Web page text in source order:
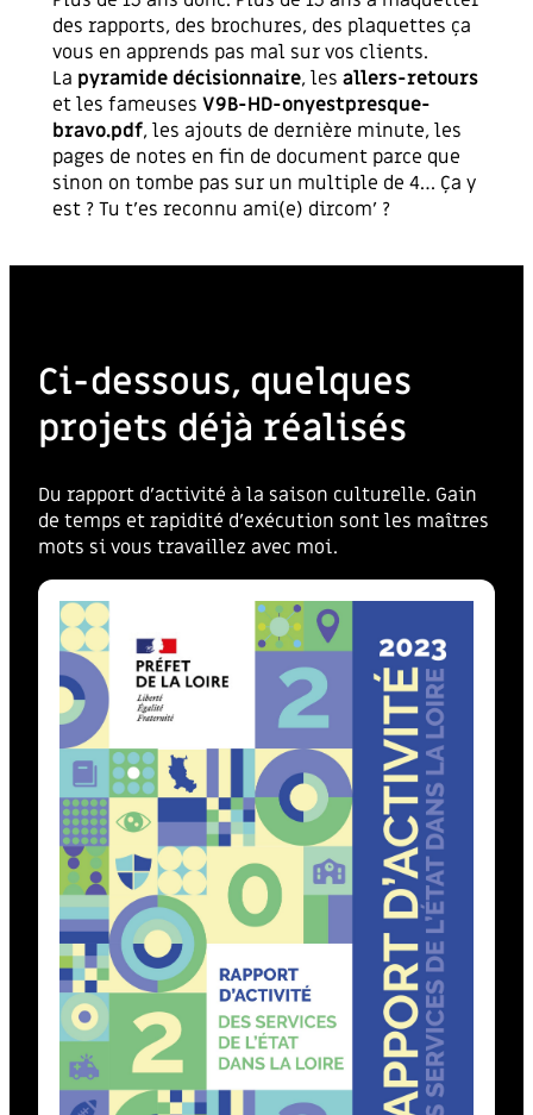
des rapports, des brochures, des plaquettes ça
vous en apprends pas mal sur vos clients.
La pyramide décisionnaire, les allers-retours
et les fameuses V9B-HD-onyestpresque-
bravo.pdf, les ajouts de dernière minute, les
pages de notes en fin de document parce que
sinon on tombe pas sur un multiple de 4… Ça y
est ? Tu t’es reconnu ami(e) dircom’ ?
Ci-dessous, quelques
projets déjà réalisés
Du rapport d’activité à la saison culturelle. Gain
de temps et rapidité d’exécution sont les maîtres
mots si vous travaillez avec moi.